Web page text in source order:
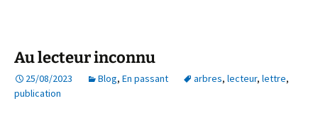
Au lecteur inconnu
25/08/2023 Blog, En passant arbres, lecteur, lettre,
publication